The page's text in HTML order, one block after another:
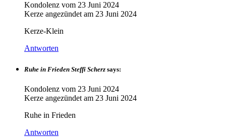
Kondolenz vom 23 Juni 2024
Kerze angezündet am 23 Juni 2024
Kerze-Klein
Antworten
Ruhe in Frieden Steffi Scherz says:
Kondolenz vom 23 Juni 2024
Kerze angezündet am 23 Juni 2024
Ruhe in Frieden
Antworten